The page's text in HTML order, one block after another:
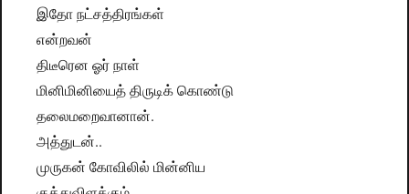
இதோ நட்சத்திரங்கள்
என்றவன்
திடீரென ஓர் நாள்
மினிமினியைத் திருடிக் கொண்டு
தலைமறைவானான்.
அத்துடன்..
முருகன் கோவிலில் மின்னிய